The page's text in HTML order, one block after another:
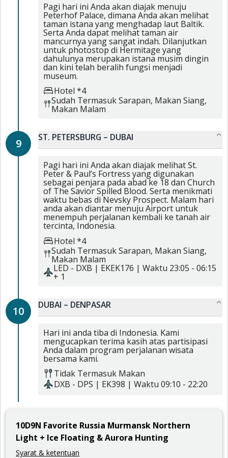
Pagi hari ini Anda akan diajak menuju
Peterhof Palace, dimana Anda akan melihat
taman istana yang menghadap laut Baltik.
Serta Anda dapat melihat taman air
mancurnya yang sangat indah. Dilanjutkan
untuk photostop di Hermitage yang
dahulunya merupakan istana musim dingin
dan kini telah beralih fungsi menjadi
museum.
Hotel *4
Sudah TermasukSarapan, Makan Siang,
Makan Malam
9 ST. PETERSBURG – DUBAI
Pagi hari ini Anda akan diajak melihat St.
Peter & Paul’s Fortress yang digunakan
sebagai penjara pada abad ke 18 dan Church
of The Savior Spilled Blood. Serta menikmati
waktu bebas di Nevsky Prospect. Malam hari
anda akan diantar menuju Airport untuk
menempuh perjalanan kembali ke tanah air
tercinta, Indonesia.
Hotel *4
Sudah TermasukSarapan, Makan Siang,
Makan Malam
LED - DXB | EKEK176 | Waktu 23:05 - 06:15
+ 1
10 DUBAI – DENPASAR
Hari ini anda tiba di Indonesia. Kami
mengucapkan terima kasih atas partisipasi
Anda dalam program perjalanan wisata
bersama kami.
Tidak Termasuk Makan
DXB - DPS | EK398 | Waktu 09:10 - 22:20
10D9N Favorite Russia Murmansk Northern
Light + Ice Floating & Aurora Hunting
Syarat & ketentuan